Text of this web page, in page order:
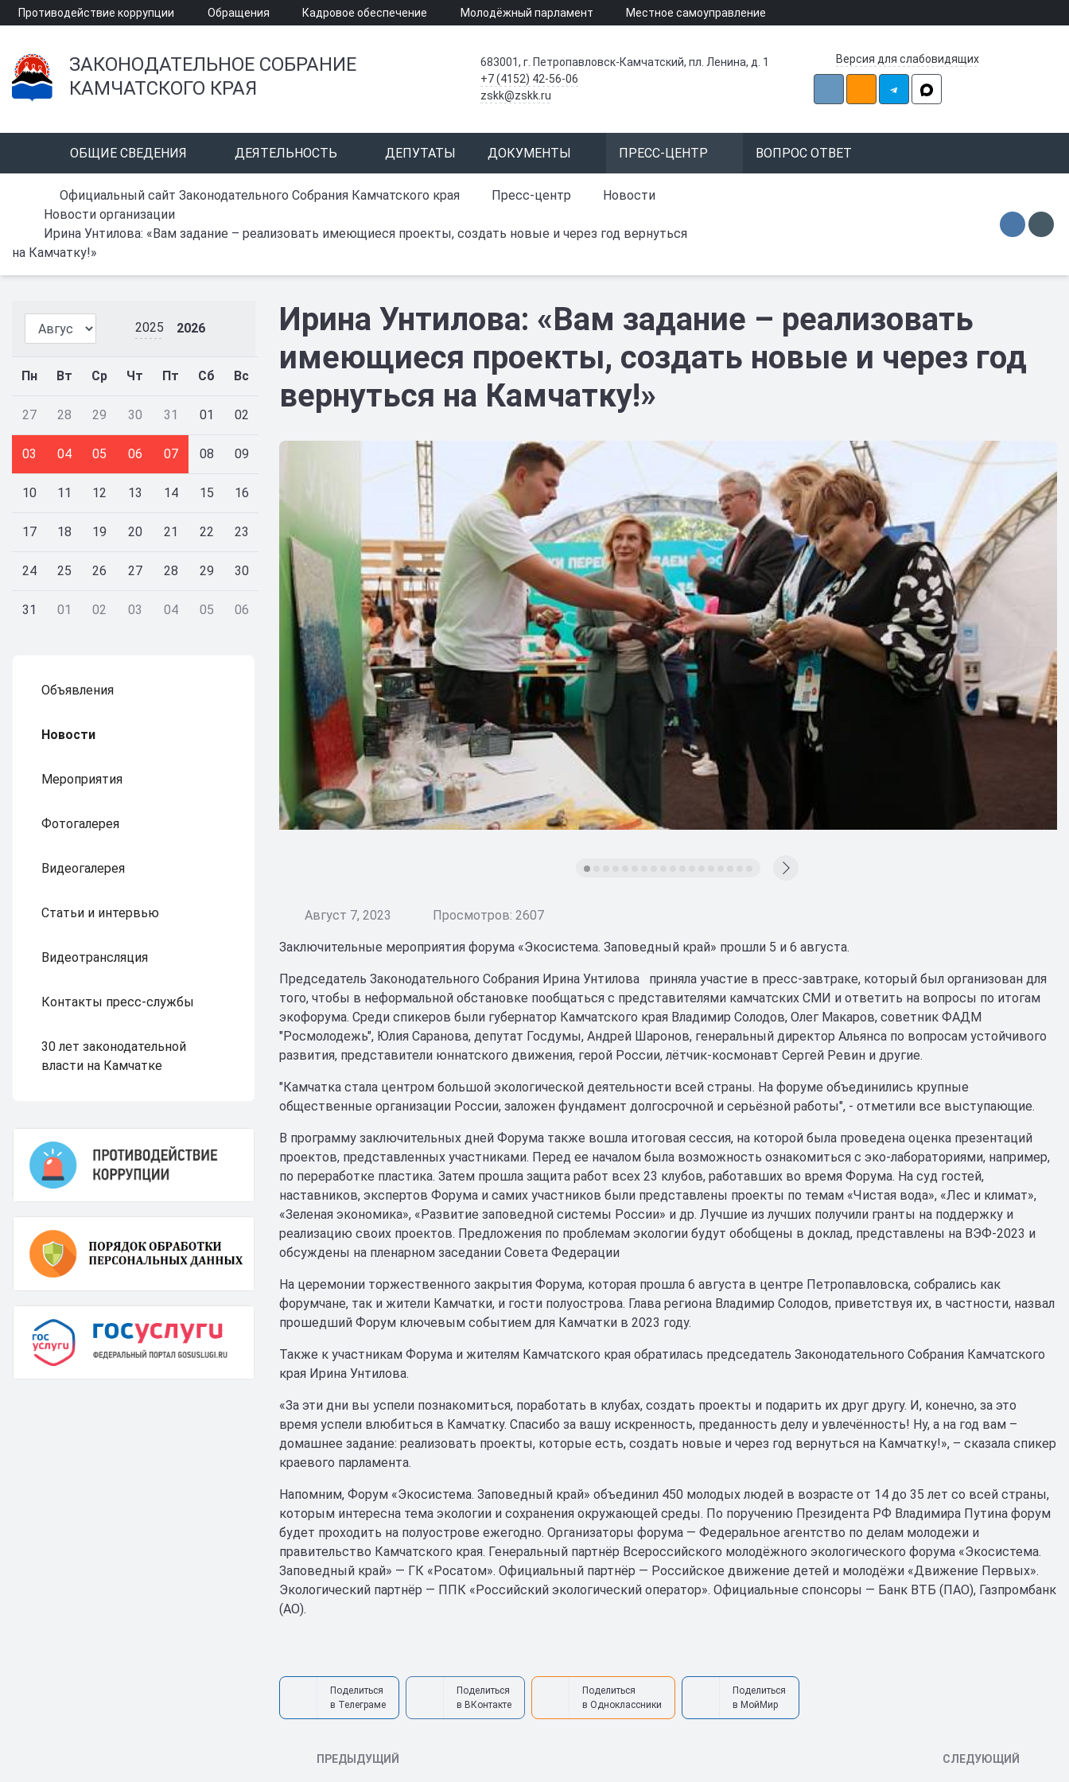
Противодействие коррупции Обращения Кадровое обеспечение Молодёжный парламент Местное самоуправление
ЗАКОНОДАТЕЛЬНОЕ СОБРАНИЕ
КАМЧАТСКОГО КРАЯ
683001, г. Петропавловск-Камчатский, пл. Ленина, д. 1
+7 (4152) 42-56-06
zskk@zskk.ru
Версия для слабовидящих
ОБЩИЕ СВЕДЕНИЯ ДЕЯТЕЛЬНОСТЬ ДЕПУТАТЫ ДОКУМЕНТЫ ПРЕСС-ЦЕНТР ВОПРОС ОТВЕТ
Официальный сайт Законодательного Собрания Камчатского края Пресс-центр
Новости
Новости организации
Ирина Унтилова: «Вам задание – реализовать имеющиеся проекты, создать новые и через год вернуться
на Камчатку!»
2025 2026
Пн Вт Ср Чт Пт Сб Вс
27 28 29 30 31 01 02
03 04 05 06 07 08 09
10 11 12 13 14 15 16
17 18 19 20 21 22 23
24 25 26 27 28 29 30
31 01 02 03 04 05 06
Объявления
Новости
Мероприятия
Фотогалерея
Видеогалерея
Статьи и интервью
Видеотрансляция
Контакты пресс-службы
30 лет законодательной
власти на Камчатке
Ирина Унтилова: «Вам задание – реализовать
имеющиеся проекты, создать новые и через год
вернуться на Камчатку!»
Август 7, 2023 Просмотров: 2607
Заключительные мероприятия форума «Экосистема. Заповедный край» прошли 5 и 6 августа.
Председатель Законодательного Собрания Ирина Унтилова приняла участие в пресс-завтраке, который был организован для
того, чтобы в неформальной обстановке пообщаться с представителями камчатских СМИ и ответить на вопросы по итогам
экофорума. Среди спикеров были губернатор Камчатского края Владимир Солодов, Олег Макаров, советник ФАДМ
"Росмолодежь", Юлия Саранова, депутат Госдумы, Андрей Шаронов, генеральный директор Альянса по вопросам устойчивого
развития, представители юннатского движения, герой России, лётчик-космонавт Сергей Ревин и другие.
"Камчатка стала центром большой экологической деятельности всей страны. На форуме объединились крупные
общественные организации России, заложен фундамент долгосрочной и серьёзной работы", - отметили все выступающие.
В программу заключительных дней Форума также вошла итоговая сессия, на которой была проведена оценка презентаций
проектов, представленных участниками. Перед ее началом была возможность ознакомиться с эко-лабораториями, например,
по переработке пластика. Затем прошла защита работ всех 23 клубов, работавших во время Форума. На суд гостей,
наставников, экспертов Форума и самих участников были представлены проекты по темам «Чистая вода», «Лес и климат»,
«Зеленая экономика», «Развитие заповедной системы России» и др. Лучшие из лучших получили гранты на поддержку и
реализацию своих проектов. Предложения по проблемам экологии будут обобщены в доклад, представлены на ВЭФ-2023 и
обсуждены на пленарном заседании Совета Федерации
На церемонии торжественного закрытия Форума, которая прошла 6 августа в центре Петропавловска, собрались как
форумчане, так и жители Камчатки, и гости полуострова. Глава региона Владимир Солодов, приветствуя их, в частности, назвал
прошедший Форум ключевым событием для Камчатки в 2023 году.
Также к участникам Форума и жителям Камчатского края обратилась председатель Законодательного Собрания Камчатского
края Ирина Унтилова.
«За эти дни вы успели познакомиться, поработать в клубах, создать проекты и подарить их друг другу. И, конечно, за это
время успели влюбиться в Камчатку. Спасибо за вашу искренность, преданность делу и увлечённость! Ну, а на год вам –
домашнее задание: реализовать проекты, которые есть, создать новые и через год вернуться на Камчатку!», – сказала спикер
краевого парламента.
Напомним, Форум «Экосистема. Заповедный край» объединил 450 молодых людей в возрасте от 14 до 35 лет со всей страны,
которым интересна тема экологии и сохранения окружающей среды. По поручению Президента РФ Владимира Путина форум
будет проходить на полуострове ежегодно. Организаторы форума — Федеральное агентство по делам молодежи и
правительство Камчатского края. Генеральный партнёр Всероссийского молодёжного экологического форума «Экосистема.
Заповедный край» — ГК «Росатом». Официальный партнёр — Российское движение детей и молодёжи «Движение Первых».
Экологический партнёр — ППК «Российский экологический оператор». Официальные спонсоры — Банк ВТБ (ПАО), Газпромбанк
(АО).
Поделиться
в Телеграме
Поделиться
в ВКонтакте
Поделиться
в Одноклассники
Поделиться
в МойМир
ПРЕДЫДУЩИЙ СЛЕДУЮЩИЙ